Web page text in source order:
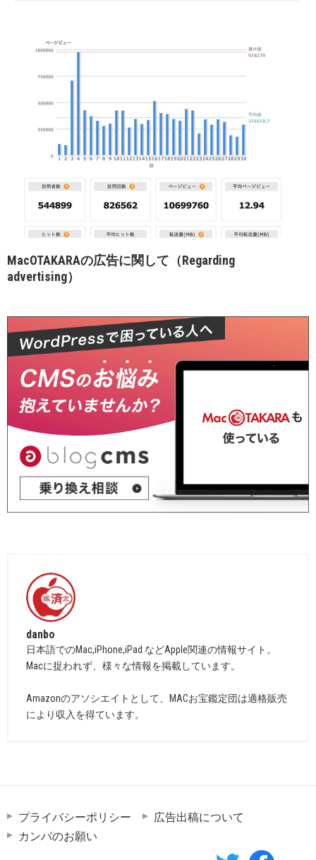
MacOTAKARAの広告に関して（Regarding
advertising）
danbo
日本語でのMac,iPhone,iPad などApple関連の情報サイト。
Macに捉われず、様々な情報を掲載しています。
Amazonのアソシエイトとして、MACお宝鑑定団は適格販売
により収入を得ています。
プライバシーポリシー
広告出稿について
カンパのお願い